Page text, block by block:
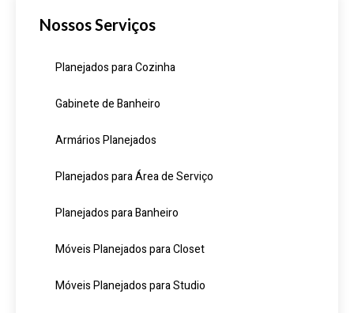
Nossos Serviços
Planejados para Cozinha
Gabinete de Banheiro
Armários Planejados
Planejados para Área de Serviço
Planejados para Banheiro
Móveis Planejados para Closet
Móveis Planejados para Studio